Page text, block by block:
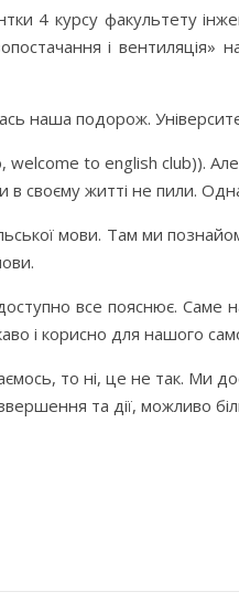
4 курсу факультету
і вентиляція»
наша подорож.
welcome to english club)).
своєму житті не пили.
мови. Там ми
все пояснює.
і корисно для нашого
то ні, це не так. Ми
та дії, можливо